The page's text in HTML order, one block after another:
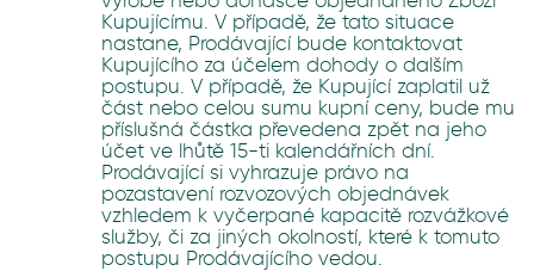
Kupujícímu. V případě, že tato situace
nastane, Prodávající bude kontaktovat
Kupujícího za účelem dohody o dalším
postupu. V případě, že Kupující zaplatil už
část nebo celou sumu kupní ceny, bude mu
příslušná částka převedena zpět na jeho
účet ve lhůtě 15-ti kalendářních dní.
Prodávající si vyhrazuje právo na
pozastavení rozvozových objednávek
vzhledem k vyčerpané kapacitě rozvážkové
služby, či za jiných okolností, které k tomuto
postupu Prodávajícího vedou.